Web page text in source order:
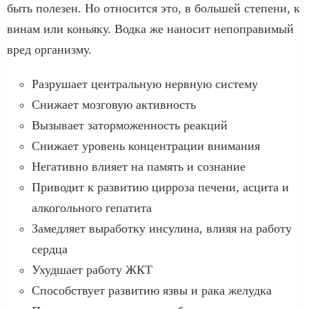
быть полезен. Но относится это, в большей степени, к
винам или коньяку. Водка же наносит непоправимый
вред организму.
Разрушает центральную нервную систему
Снижает мозговую активность
Вызывает заторможенность реакций
Снижает уровень концентрации внимания
Негативно влияет на память и сознание
Приводит к развитию цирроза печени, асцита и
алкогольного гепатита
Замедляет выработку инсулина, влияя на работу
сердца
Ухудшает работу ЖКТ
Способствует развитию язвы и рака желудка